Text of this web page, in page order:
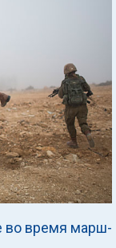
во время марш-